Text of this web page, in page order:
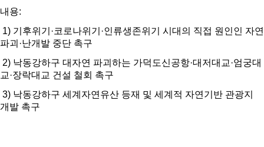
내용:
1) 기후위기·코로나위기·인류생존위기 시대의 직접 원인인 자연
파괴·난개발 중단 촉구
2) 낙동강하구 대자연 파괴하는 가덕도신공항·대저대교·엄궁대
교·장락대교 건설 철회 촉구
3) 낙동강하구 세계자연유산 등재 및 세계적 자연기반 관광지
개발 촉구